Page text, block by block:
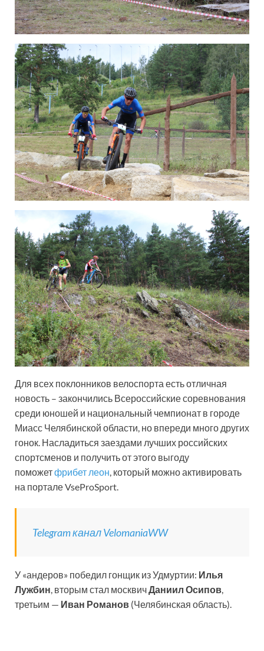
Для всех поклонников велоспорта есть отличная
новость – закончились Всероссийские соревнования
среди юношей и национальный чемпионат в городе
Миасс Челябинской области, но впереди много других
гонок. Насладиться заездами лучших российских
спортсменов и получить от этого выгоду
поможетфрибет леон, который можно активировать
на портале VseProSport.
Telegram канал VelomaniaWW
У «андеров» победил гонщик из Удмуртии: Илья
Лужбин, вторым стал москвичДаниил Осипов,
третьим — Иван Романов (Челябинская область).